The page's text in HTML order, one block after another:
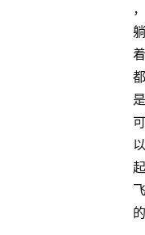
，
躺
着
都
是
可
以
起
飞
的